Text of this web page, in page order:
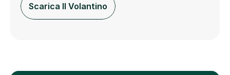
Scarica Il Volantino